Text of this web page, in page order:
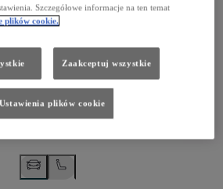
Szczegółowe informacje na ten temat
plików cookie.
Zaakceptuj wszystkie
Ustawienia plików cookie